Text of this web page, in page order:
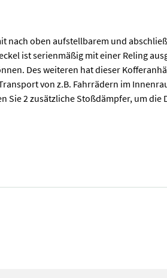
nach oben aufstellbarem und
ist serienmäßig mit einer Reling
Des weiteren hat dieser
von z.B. Fahrrädern im
2 zusätzliche Stoßdämpfer, um die
nach oben aufstellbarem und